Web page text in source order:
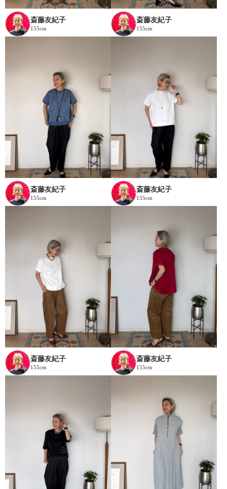
斎藤友紀子
155cm
斎藤友紀子
155cm
斎藤友紀子
155cm
斎藤友紀子
155cm
斎藤友紀子
155cm
斎藤友紀子
155cm